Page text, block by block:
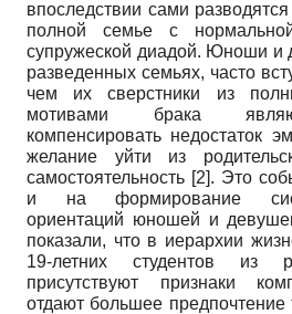
впоследствии сами
полной семье с
супружеской диадой. Юноши и
разведенных семьях, часто
чем их сверстники из
мотивами брака
компенсировать недостаток
желание уйти из
самостоятельность [2]. Это
и на формирование
ориентаций юношей и
показали, что в иерархии
19-летних студентов из
присутствуют признаки
отдают большее предпочтение